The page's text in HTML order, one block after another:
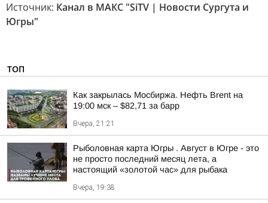
Источник: Канал в МАКС "SiTV | Новости Сургута и
Югры"
ТОП
Как закрылась Мосбиржа. Нефть Brent на
19:00 мск – $82,71 за барр
Вчера, 21:21
Рыболовная карта Югры . Август в Югре - это
не просто последний месяц лета, а
настоящий «золотой час» для рыбака
Вчера, 19:38